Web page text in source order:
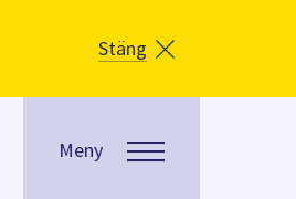
Stäng
Meny